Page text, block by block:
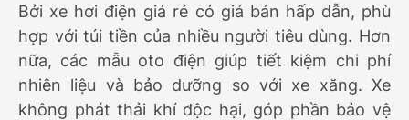
Bởi xe hơi điện giá rẻ có giá bán hấp dẫn, phù
hợp với túi tiền của nhiều người tiêu dùng. Hơn
nữa, các mẫu oto điện giúp tiết kiệm chi phí
nhiên liệu và bảo dưỡng so với xe xăng. Xe
không phát thải khí độc hại, góp phần bảo vệ